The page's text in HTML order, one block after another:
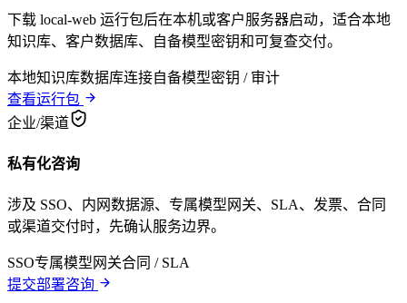
下载 local-web 运行包后在本机或客户服务器启动，适合本地
知识库、客户数据库、自备模型密钥和可复查交付。
本地知识库数据库连接自备模型密钥 / 审计
查看运行包
企业/渠道
私有化咨询
涉及 SSO、内网数据源、专属模型网关、SLA、发票、合同
或渠道交付时，先确认服务边界。
SSO专属模型网关合同 / SLA
提交部署咨询